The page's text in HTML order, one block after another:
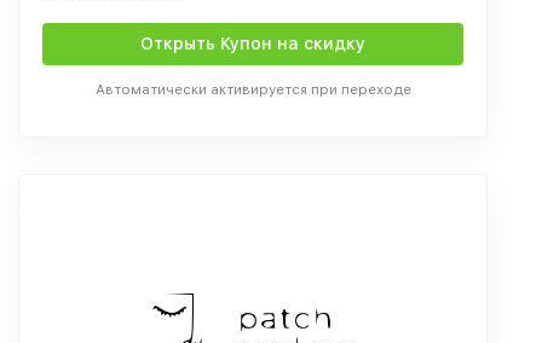
Открыть Купон на скидку
Автоматически активируется при переходе